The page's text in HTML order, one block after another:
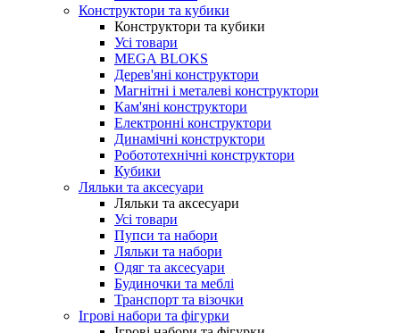
Конструктори та кубики
Конструктори та кубики
Усі товари
MEGA BLOKS
Дерев'яні конструктори
Магнітні і металеві конструктори
Кам'яні конструктори
Електронні конструктори
Динамічні конструктори
Робототехнічні конструктори
Кубики
Ляльки та аксесуари
Ляльки та аксесуари
Усі товари
Пупси та набори
Ляльки та набори
Одяг та аксесуари
Будиночки та меблі
Транспорт та візочки
Ігрові набори та фігурки